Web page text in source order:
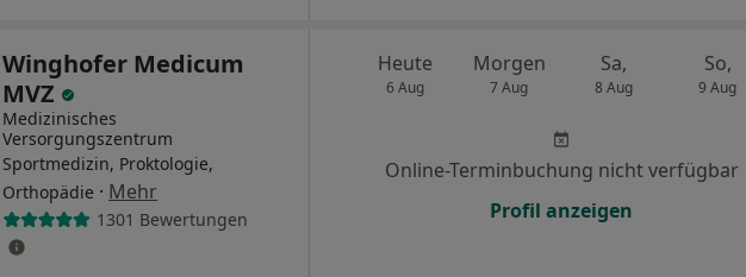
Winghofer Medicum
MVZ
Medizinisches
Versorgungszentrum
Sportmedizin, Proktologie,
Orthopädie · Mehr
1301 Bewertungen
Heute
6 Aug
Morgen
7 Aug
Sa,
8 Aug
So,
9 Aug
Online-Terminbuchung nicht verfügbar
Profil anzeigen